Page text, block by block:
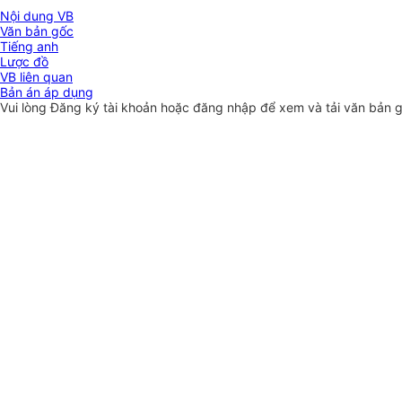
Nội dung VB
Văn bản gốc
Tiếng anh
Lược đồ
VB liên quan
Bản án áp dụng
Vui lòngĐăng ký tài khoản hoặc đăng nhập để xem và tải văn bản